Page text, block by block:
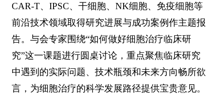
CAR-T、IPSC、干细胞、NK细胞、免疫细胞等
前沿技术领域取得研究进展与成功案例作主题报
告。与会专家围绕“如何做好细胞治疗临床研
究”这一课题进行圆桌讨论，重点聚焦临床研究
中遇到的实际问题、技术瓶颈和未来方向畅所欲
言，为细胞治疗的科学发展路径提供宝贵意见。